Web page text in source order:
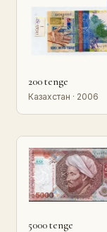
200 tenge
Казахстан · 2006
5000 tenge